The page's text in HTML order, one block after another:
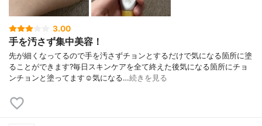
3.00
手を汚さず集中美容！
先が細くなってるので手を汚さずチョンとするだけで気になる箇所に塗
ることができます?毎日スキンケアを全て終えた後気になる箇所にチョ
ンチョンと塗ってます☺️気になる…続きを見る